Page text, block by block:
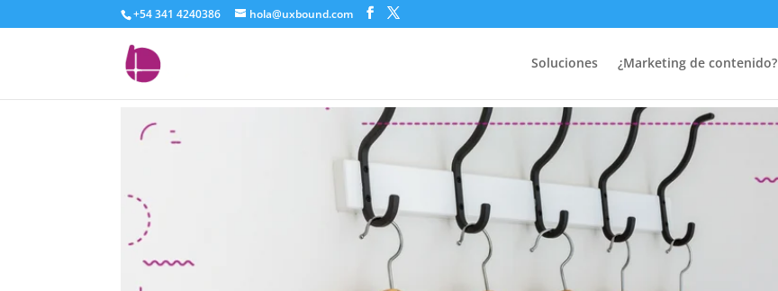
+54 341 4240386 hola@uxbound.com
Soluciones ¿Marketing de contenido?
redactar títulos atractivos